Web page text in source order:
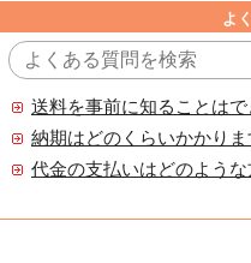
よ
送料を事前に知ることはで
納期はどのくらいかかりま